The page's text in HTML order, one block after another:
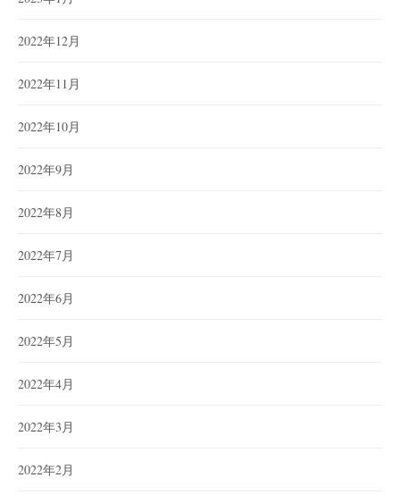
2022年12月
2022年11月
2022年10月
2022年9月
2022年8月
2022年7月
2022年6月
2022年5月
2022年4月
2022年3月
2022年2月